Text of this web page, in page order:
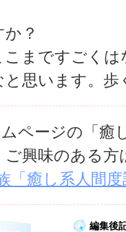
？
まですごく
思います。歩
ページの「癒
興味のある
「癒し系人間
編集後